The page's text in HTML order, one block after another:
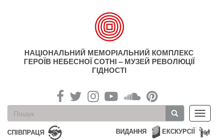
НАЦІОНАЛЬНИЙ МЕМОРІАЛЬНИЙ КОМПЛЕКС
ГЕРОЇВ НЕБЕСНОЇ СОТНІ – МУЗЕЙ РЕВОЛЮЦІЇ
ГІДНОСТІ
Пошукова
форма
Пошук
СПІВПРАЦЯ ЕКСКУРСІЇ
ВИДАННЯ